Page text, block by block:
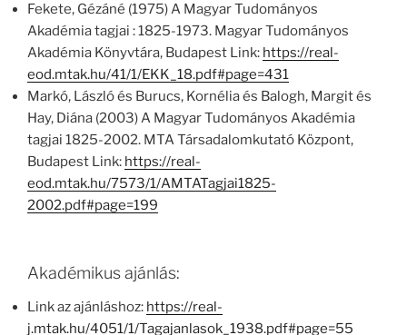
Fekete, Gézáné (1975) A Magyar Tudományos
Akadémia tagjai : 1825-1973. Magyar Tudományos
Akadémia Könyvtára, Budapest Link: https://real-
eod.mtak.hu/41/1/EKK_18.pdf#page=431
Markó, László és Burucs, Kornélia és Balogh, Margit és
Hay, Diána (2003) A Magyar Tudományos Akadémia
tagjai 1825-2002. MTA Társadalomkutató Központ,
Budapest Link: https://real-
eod.mtak.hu/7573/1/AMTATagjai1825-
2002.pdf#page=199
Akadémikus ajánlás:
Link az ajánláshoz: https://real-
j.mtak.hu/4051/1/Tagajanlasok_1938.pdf#page=55